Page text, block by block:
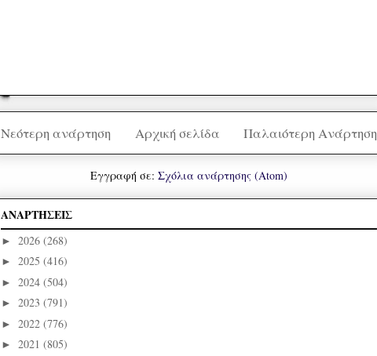
Νεότερη ανάρτηση Παλαιότερη Ανάρτηση
Αρχική σελίδα
Εγγραφή σε: Σχόλια ανάρτησης (Atom)
ΑΝΑΡΤΗΣΕΙΣ
► 2026 (268)
► 2025 (416)
► 2024 (504)
► 2023 (791)
► 2022 (776)
► 2021 (805)